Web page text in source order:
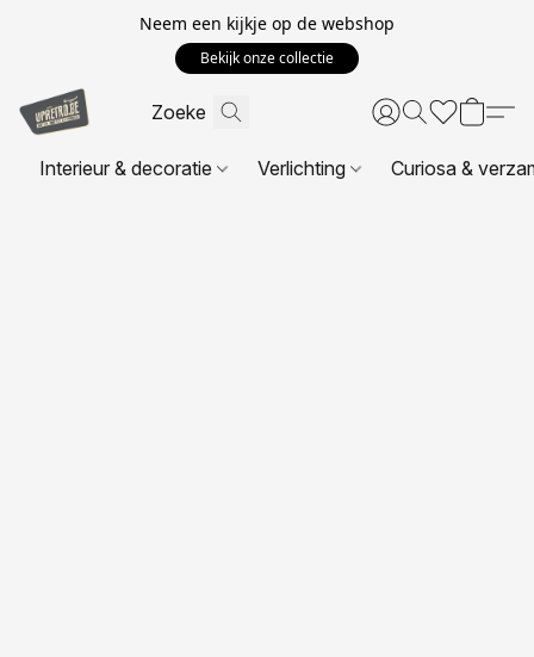
Neem een kijkje op de webshop
Bekijk onze collectie
Interieur & decoratie Verlichting Curiosa &